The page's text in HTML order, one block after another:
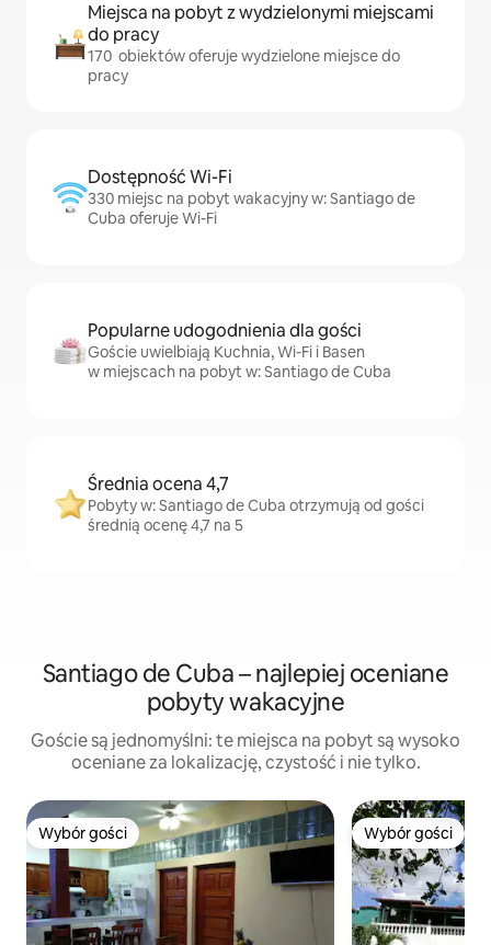
Miejsca na pobyt z wydzielonymi miejscami
do pracy
170 obiektów oferuje wydzielone miejsce do
pracy
Dostępność Wi-Fi
330 miejsc na pobyt wakacyjny w: Santiago de
Cuba oferuje Wi-Fi
Popularne udogodnienia dla gości
Goście uwielbiają Kuchnia, Wi-Fi i Basen
w miejscach na pobyt w: Santiago de Cuba
Średnia ocena 4,7
Pobyty w: Santiago de Cuba otrzymują od gości
średnią ocenę 4,7 na 5
Santiago de Cuba – najlepiej oceniane
pobyty wakacyjne
Goście są jednomyślni: te miejsca na pobyt są wysoko
oceniane za lokalizację, czystość i nie tylko.
Wybór gości
Wybór gości Wybór gości
Wybór gości